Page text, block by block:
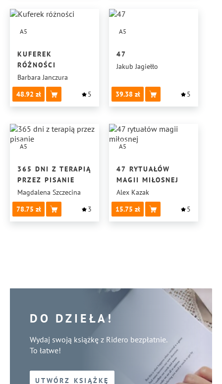
A5
KUFEREK
RÓŻNOŚCI
Barbara Janczura
48.92
5
A5
47
Jakub Jagiełło
39.38 5
A5
365 DNI Z TERAPIĄ
PRZEZ PISANIE
Magdalena Szczecina
78.75
3
A5
47 RYTUAŁÓW
MAGII MIŁOSNEJ
Alex Kazak
15.75
5
DO DZIEŁA!
Wydaj swoją książkę z Ridero bezpłatnie.
To łatwe!
UTWÓRZ KSIĄŻKĘ